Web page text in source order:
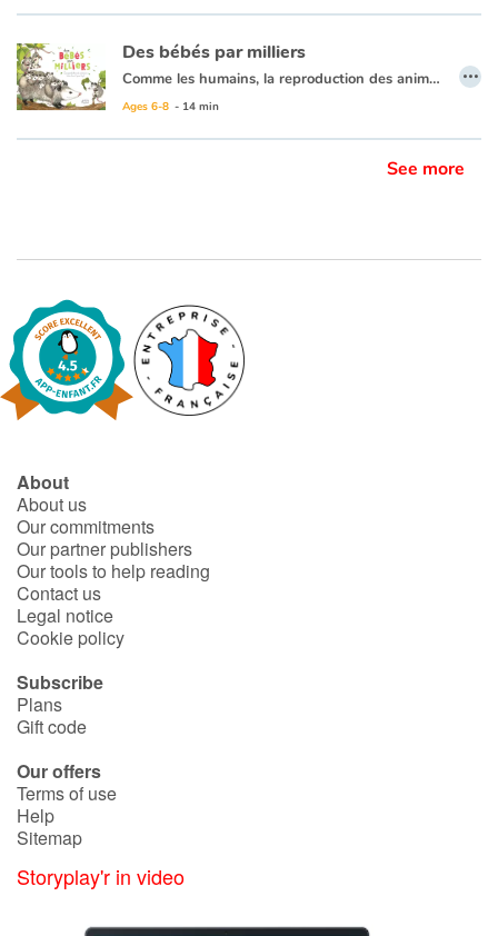
Au contraire, le pôle Nord abrite de nombreuses espèces de plantes, d'animaux, d'insectes aussi bien sur terre que dans ses mers. Des humains ont même réussi à s'établir harmonieusement dans cette région glaciale !
Des bébés par milliers
Comme les humains, la reproduction des animaux commence toujours par la rencontre de deux cellules reproductives. Pour les mammifères, tout se passe dans le ventre de la femelle : la fécondation comme la gestation. Ce sont des vivipares ! Parfois la fécondation a lieu dans le ventre de la femelle, mais ensuite le fœtus grandit dans un œuf que la femelle a pondu. Ce sont des ovipares ! Et chez poissons, comment cela se passe-t-il ? La femelle produit des œufs mais ne les pond pas, tout se passe dans son corps ! Ce sont des ovovivipares !
Ages 6-8 - 14 min
…
See more
About
About us
Our commitments
Our partner publishers
Our tools to help reading
Contact us
Legal notice
Cookie policy
Subscribe
Plans
Gift code
Our offers
Terms of use
Help
Sitemap
Storyplay'r in video